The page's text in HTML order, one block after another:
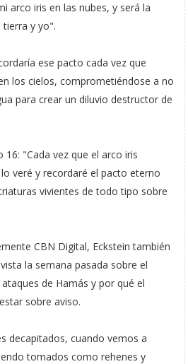
arco iris en las nubes, y será la
tierra y yo".
ese pacto cada vez que
los cielos, comprometiéndose a no
para crear un diluvio destructor de
16: "Cada vez que el arco iris
veré y recordaré el pacto eterno
vivientes de todo tipo sobre
CBN Digital, Eckstein también
la semana pasada sobre el
de Hamás y por qué el
sobre aviso.
decapitados, cuando vemos a
tomados como rehenes y